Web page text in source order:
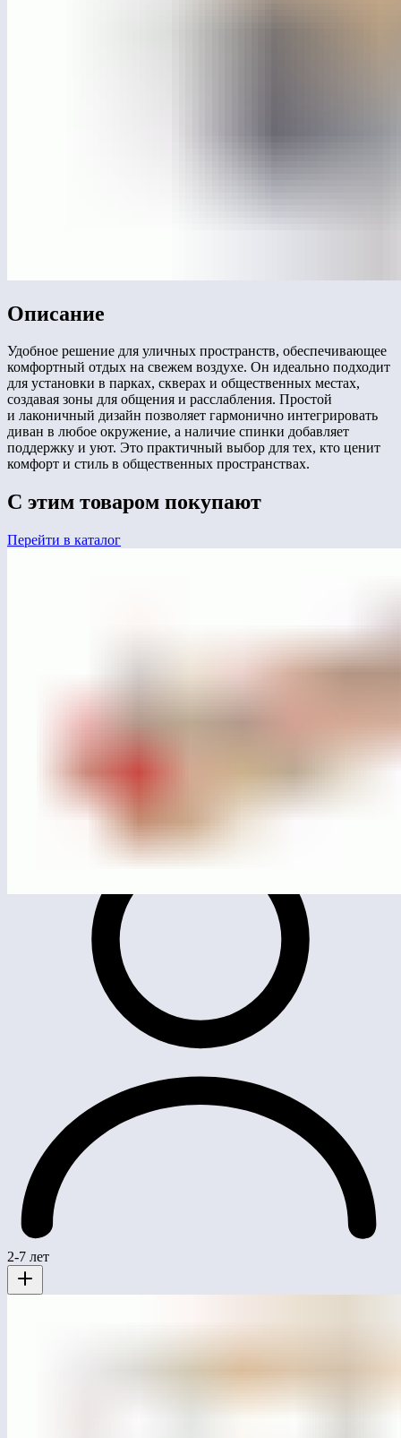
Описание
Удобное решение для уличных пространств, обеспечивающее
комфортный отдых на свежем воздухе. Он идеально подходит
для установки в парках, скверах и общественных местах,
создавая зоны для общения и расслабления. Простой
и лаконичный дизайн позволяет гармонично интегрировать
диван в любое окружение, а наличие спинки добавляет
поддержку и уют. Это практичный выбор для тех, кто ценит
комфорт и стиль в общественных пространствах.
С этим товаром покупают
Перейти в каталог
2-7 лет